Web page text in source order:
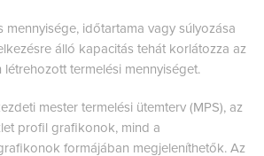
mennyisége, időtartama vagy súlyozása
álló kapacitás tehát korlátozza az
termelési mennyiséget.
mester termelési ütemterv (MPS), az
profil grafikonok, mind a
formájában megjeleníthetők. Az